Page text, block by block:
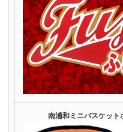
南浦和ミニバスケット